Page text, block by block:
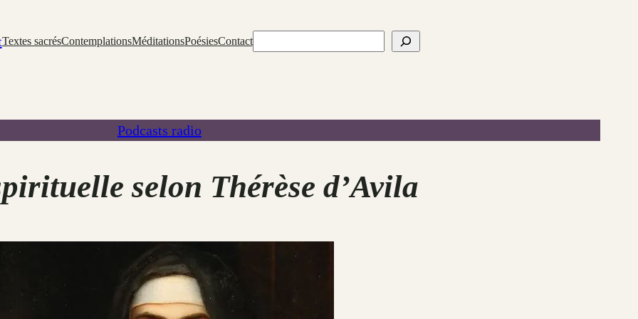
Textes sacrésContemplationsMéditationsPoésiesContactRechercher
Podcasts radio
selon Thérèse d’Avila